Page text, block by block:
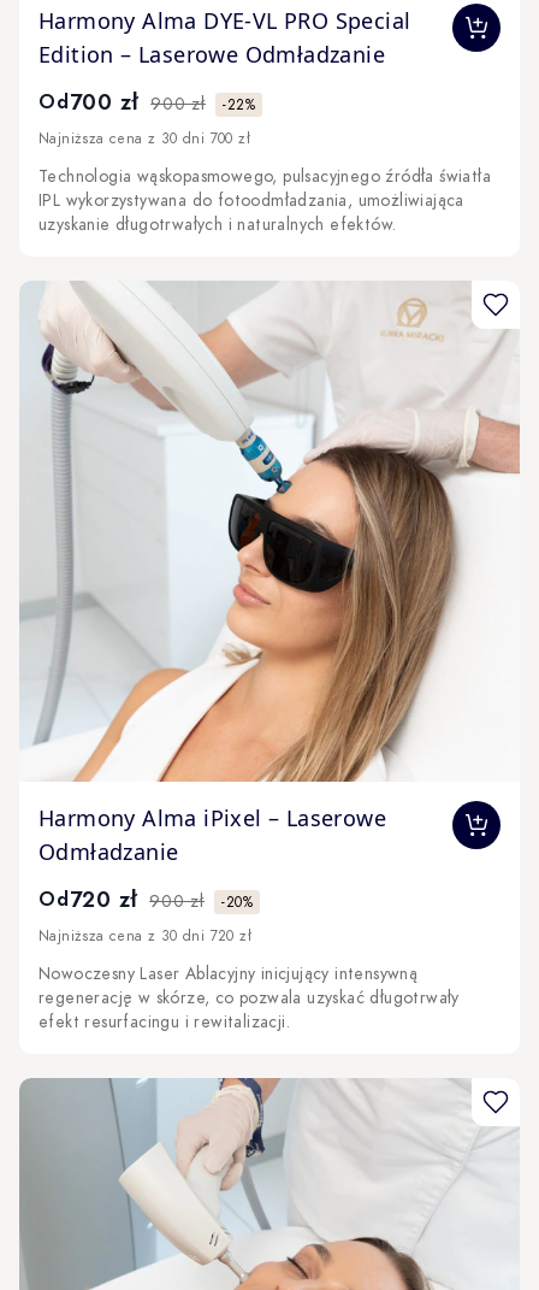
Harmony Alma DYE-VL PRO Special
Edition – Laserowe Odmładzanie
The price depends on the options chosen on the
Od700 zł 900 zł
-22%
Najniższa cena z 30 dni 700 zł
Technologia wąskopasmowego, pulsacyjnego źródła światła
IPL wykorzystywana do fotoodmładzania, umożliwiająca
uzyskanie długotrwałych i naturalnych efektów.
Harmony Alma iPixel – Laserowe
Odmładzanie
The price depends on the options chosen on the
Od720 zł 900 zł
-20%
Najniższa cena z 30 dni 720 zł
Nowoczesny Laser Ablacyjny inicjujący intensywną
regenerację w skórze, co pozwala uzyskać długotrwały
efekt resurfacingu i rewitalizacji.